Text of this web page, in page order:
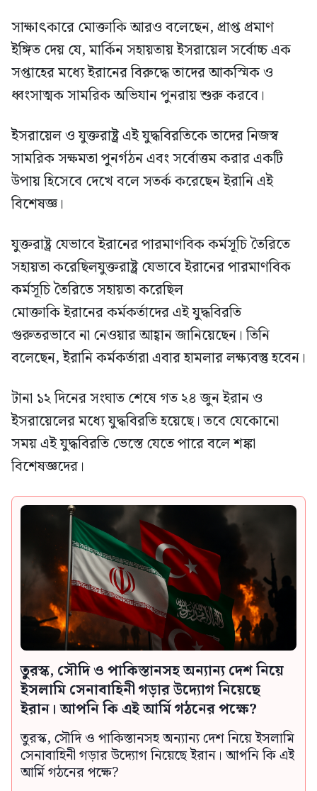
সাক্ষাৎকারে মোক্তাকি আরও বলেছেন, প্রাপ্ত প্রমাণ
ইঙ্গিত দেয় যে, মার্কিন সহায়তায় ইসরায়েল সর্বোচ্চ এক
সপ্তাহের মধ্যে ইরানের বিরুদ্ধে তাদের আকস্মিক ও
ধ্বংসাত্মক সামরিক অভিযান পুনরায় শুরু করবে।
ইসরায়েল ও যুক্তরাষ্ট্র এই যুদ্ধবিরতিকে তাদের নিজস্ব
সামরিক সক্ষমতা পুনর্গঠন এবং সর্বোত্তম করার একটি
উপায় হিসেবে দেখে বলে সতর্ক করেছেন ইরানি এই
বিশেষজ্ঞ।
যুক্তরাষ্ট্র যেভাবে ইরানের পারমাণবিক কর্মসূচি তৈরিতে
সহায়তা করেছিলযুক্তরাষ্ট্র যেভাবে ইরানের পারমাণবিক
কর্মসূচি তৈরিতে সহায়তা করেছিল
মোক্তাকি ইরানের কর্মকর্তাদের এই যুদ্ধবিরতি
গুরুতরভাবে না নেওয়ার আহ্বান জানিয়েছেন। তিনি
বলেছেন, ইরানি কর্মকর্তারা এবার হামলার লক্ষ্যবস্তু হবেন।
টানা ১২ দিনের সংঘাত শেষে গত ২৪ জুন ইরান ও
ইসরায়েলের মধ্যে যুদ্ধবিরতি হয়েছে। তবে যেকোনো
সময় এই যুদ্ধবিরতি ভেস্তে যেতে পারে বলে শঙ্কা
বিশেষজ্ঞদের।
তুরস্ক, সৌদি ও পাকিস্তানসহ অন্যান্য দেশ নিয়ে
ইসলামি সেনাবাহিনী গড়ার উদ্যোগ নিয়েছে
ইরান। আপনি কি এই আর্মি গঠনের পক্ষে?
তুরস্ক, সৌদি ও পাকিস্তানসহ অন্যান্য দেশ নিয়ে ইসলামি
সেনাবাহিনী গড়ার উদ্যোগ নিয়েছে ইরান। আপনি কি এই
আর্মি গঠনের পক্ষে?